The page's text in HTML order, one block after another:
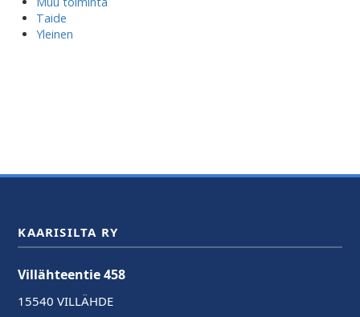
Taide
Yleinen
KAARISILTA RY
Villähteentie 458
15540 VILLÄHDE